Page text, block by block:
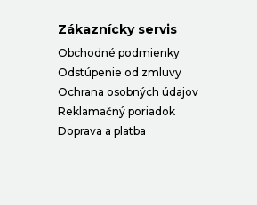
Zákaznícky servis
Obchodné podmienky
Odstúpenie od zmluvy
Ochrana osobných údajov
Reklamačný poriadok
Doprava a platba